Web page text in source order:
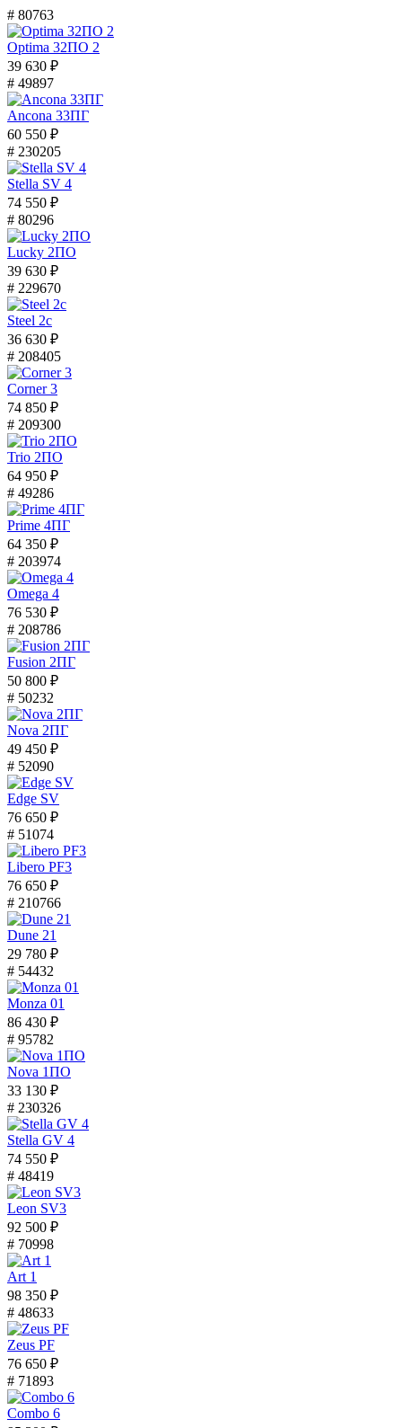
# 80763
Optima 32ПО 2
39 630 ₽
# 49897
Ancona 33ПГ
60 550 ₽
# 230205
Stella SV 4
74 550 ₽
# 80296
Lucky 2ПО
39 630 ₽
# 229670
Steel 2с
36 630 ₽
# 208405
Corner 3
74 850 ₽
# 209300
Trio 2ПО
64 950 ₽
# 49286
Prime 4ПГ
64 350 ₽
# 203974
Omega 4
76 530 ₽
# 208786
Fusion 2ПГ
50 800 ₽
# 50232
Nova 2ПГ
49 450 ₽
# 52090
Edge SV
76 650 ₽
# 51074
Libero PF3
76 650 ₽
# 210766
Dune 21
29 780 ₽
# 54432
Monza 01
86 430 ₽
# 95782
Nova 1ПО
33 130 ₽
# 230326
Stella GV 4
74 550 ₽
# 48419
Leon SV3
92 500 ₽
# 70998
Art 1
98 350 ₽
# 48633
Zeus PF
76 650 ₽
# 71893
Combo 6